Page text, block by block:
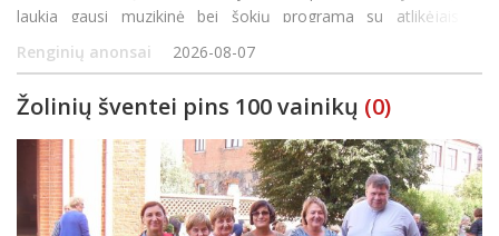
laukia gausi muzikinė bei šokių programa su atlikėjais iš
Panevėžio rajono bei Rokiškio, bendro žolynų paveikslo kūrimas
ir jaukios va
Renginių anonsai 2026-08-07
Žolinių šventei pins 100 vainikų (0)